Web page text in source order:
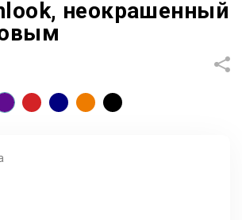
неокрашенный